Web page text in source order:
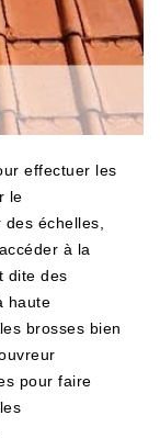
effectuer les
le
échelles,
à la
dite des
haute
brosses bien
pour faire